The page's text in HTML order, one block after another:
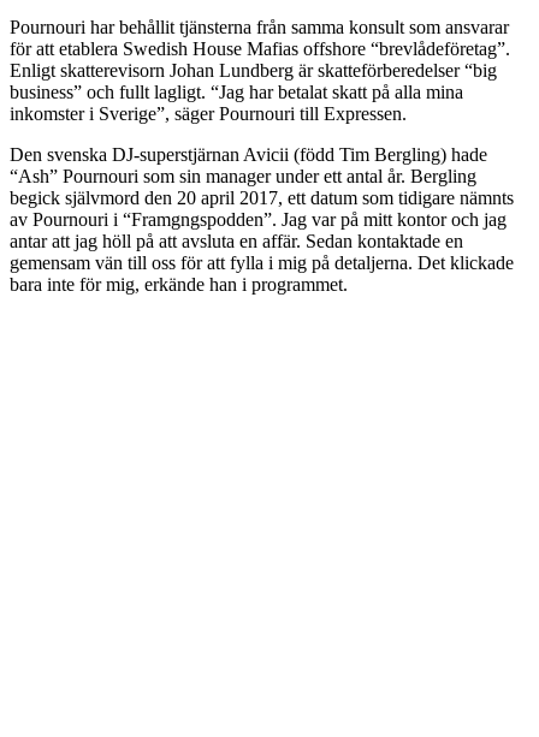
Pournouri har behållit tjänsterna från samma konsult som ansvarar
för att etablera Swedish House Mafias offshore “brevlådeföretag”.
Enligt skatterevisorn Johan Lundberg är skatteförberedelser “big
business” och fullt lagligt. “Jag har betalat skatt på alla mina
inkomster i Sverige”, säger Pournouri till Expressen.
Den svenska DJ-superstjärnan Avicii (född Tim Bergling) hade
“Ash” Pournouri som sin manager under ett antal år. Bergling
begick självmord den 20 april 2017, ett datum som tidigare nämnts
av Pournouri i “Framgngspodden”. Jag var på mitt kontor och jag
antar att jag höll på att avsluta en affär. Sedan kontaktade en
gemensam vän till oss för att fylla i mig på detaljerna. Det klickade
bara inte för mig, erkände han i programmet.